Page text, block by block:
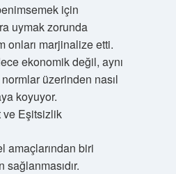
için
uymak zorunda
onları marjinalize etti.
ekonomik değil, aynı
üzerinden nasıl
koyuyor.
Eşitsizlik
amaçlarından biri